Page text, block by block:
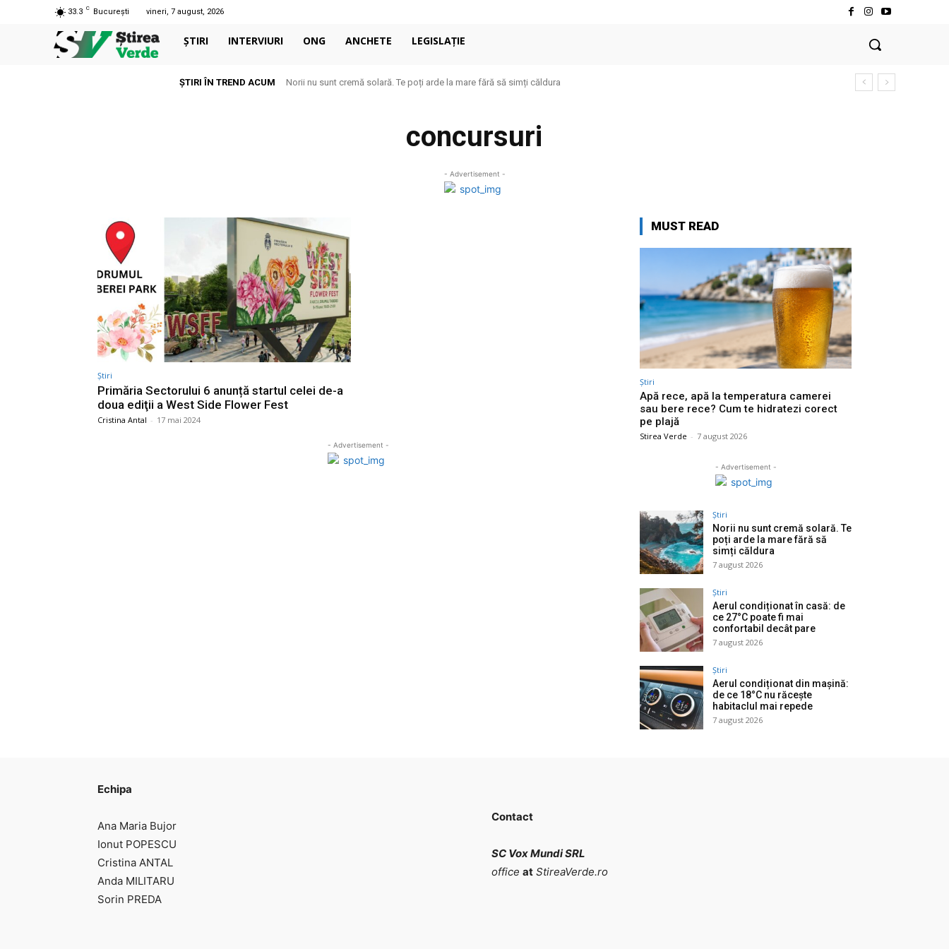
33.3 C București vineri, 7 august, 2026
ȘTIRI INTERVIURI ONG ANCHETE LEGISLAȚIE
ȘTIRI ÎN TREND ACUM Norii nu sunt cremă solară. Te poți arde la mare fără să simți căldura
concursuri
- Advertisement -
Știri
Primăria Sectorului 6 anunță startul celei de-a
doua ediţii a West Side Flower Fest
Cristina Antal - 17 mai 2024
- Advertisement -
MUST READ
Știri
Apă rece, apă la temperatura camerei
sau bere rece? Cum te hidratezi corect
pe plajă
Stirea Verde - 7 august 2026
- Advertisement -
Știri
Norii nu sunt cremă solară. Te
poți arde la mare fără să
simți căldura
7 august 2026
Știri
Aerul condiționat în casă: de
ce 27°C poate fi mai
confortabil decât pare
7 august 2026
Știri
Aerul condiționat din mașină:
de ce 18°C nu răcește
habitaclul mai repede
7 august 2026
Echipa
Ana Maria Bujor
Ionut POPESCU
Cristina ANTAL
Anda MILITARU
Sorin PREDA
Contact
SC Vox Mundi SRL
office at StireaVerde.ro